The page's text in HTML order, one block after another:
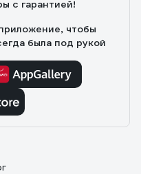
с гарантией!
чтобы
была под рукой